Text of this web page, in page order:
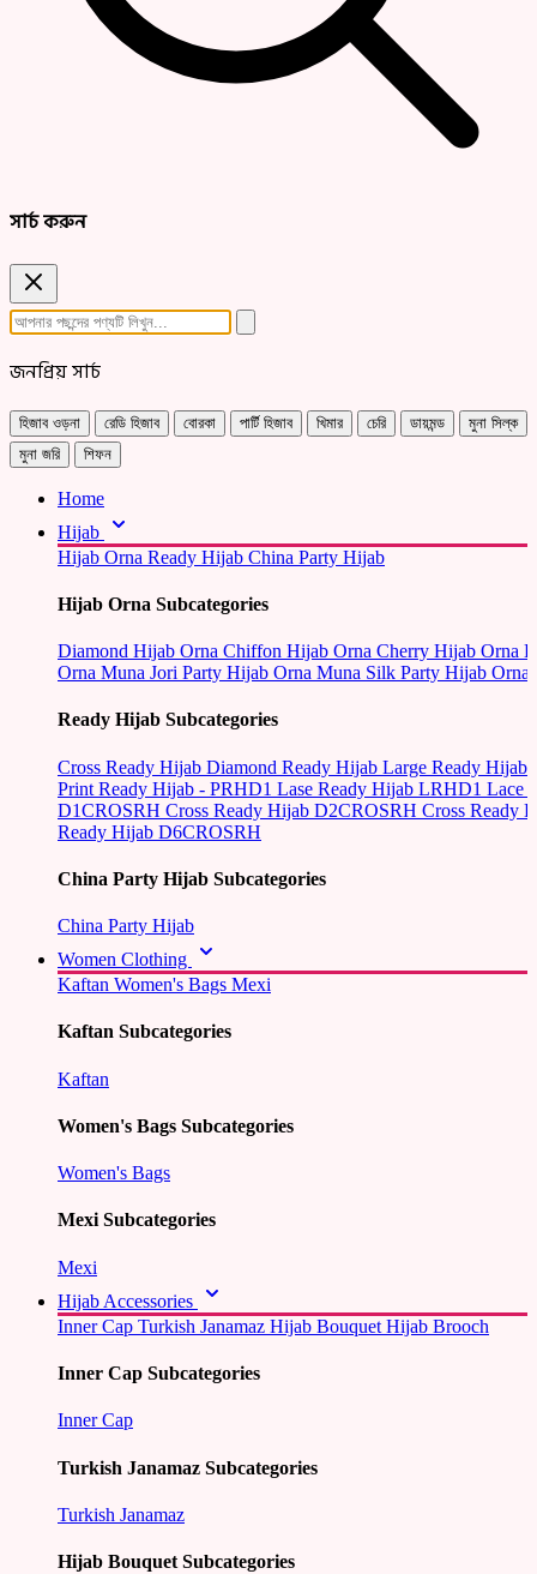
সার্চ করুন
জনপ্রিয় সার্চ
হিজাব ওড়না রেডি হিজাব বোরকা পার্টি হিজাব খিমার চেরি ডায়মন্ড
মুনা সিল্ক
মুনা জরি
শিফন
Home
Hijab
Hijab Orna Ready Hijab China Party Hijab
Hijab Orna Subcategories
Diamond Hijab Orna Chiffon Hijab Orna Cherry Hijab Orna
Orna Muna Jori Party Hijab Orna Muna Silk Party Hijab Orna
Ready Hijab Subcategories
Cross Ready Hijab Diamond Ready Hijab Large Ready Hijab
Print Ready Hijab - PRHD1 Lase Ready Hijab LRHD1 Lace
D1CROSRH Cross Ready Hijab D2CROSRH Cross Ready
Ready Hijab D6CROSRH
China Party Hijab Subcategories
China Party Hijab
Women Clothing
Kaftan Women's Bags Mexi
Kaftan Subcategories
Kaftan
Women's Bags Subcategories
Women's Bags
Mexi Subcategories
Mexi
Hijab Accessories
Inner Cap Turkish Janamaz Hijab Bouquet Hijab Brooch
Inner Cap Subcategories
Inner Cap
Turkish Janamaz Subcategories
Turkish Janamaz
Hijab Bouquet Subcategories